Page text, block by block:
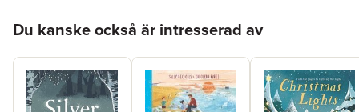
Du kanske också är intresserad av